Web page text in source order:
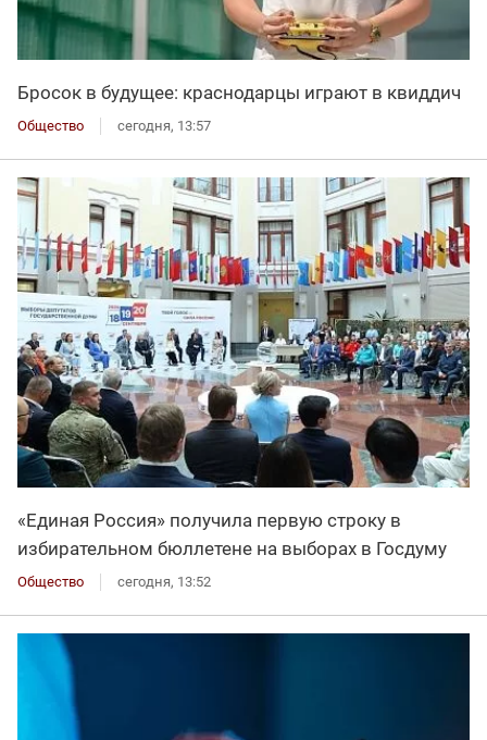
Бросок в будущее: краснодарцы играют в квиддич
Общество сегодня, 13:57
«Единая Россия» получила первую строку в
избирательном бюллетене на выборах в Госдуму
Общество сегодня, 13:52